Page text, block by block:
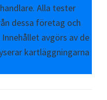
Alla tester
dessa företag och
avgörs av de
kartläggningarna